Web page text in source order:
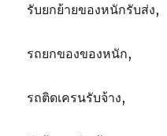
รับยกย้ายของหนักรับส่ง,
รถยกของของหนัก,
รถติดเครนรับจ้าง,